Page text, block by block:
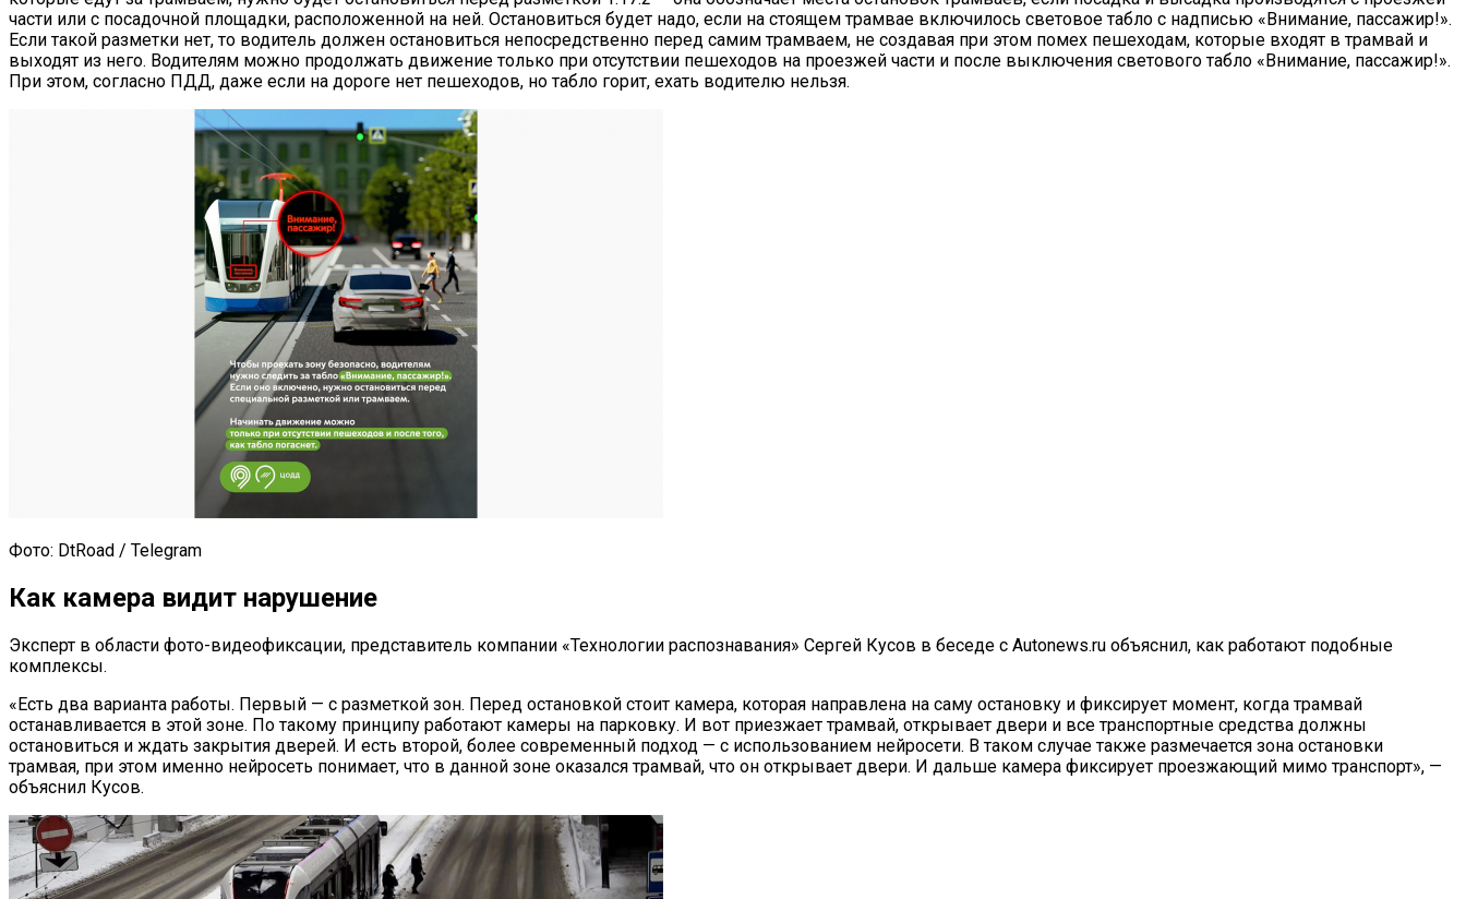
части или с посадочной площадки, расположенной на ней. Остановиться будет надо, если на стоящем трамвае включилось световое табло с надписью «Внимание, пассажир!».
Если такой разметки нет, то водитель должен остановиться непосредственно перед самим трамваем, не создавая при этом помех пешеходам, которые входят в трамвай и
выходят из него. Водителям можно продолжать движение только при отсутствии пешеходов на проезжей части и после выключения светового табло «Внимание, пассажир!».
При этом, согласно ПДД, даже если на дороге нет пешеходов, но табло горит, ехать водителю нельзя.
Фото: DtRoad / Telegram
Как камера видит нарушение
Эксперт в области фото-видеофиксации, представитель компании «Технологии распознавания» Сергей Кусов в беседе с Autonews.ru объяснил, как работают подобные
комплексы.
«Есть два варианта работы. Первый — с разметкой зон. Перед остановкой стоит камера, которая направлена на саму остановку и фиксирует момент, когда трамвай
останавливается в этой зоне. По такому принципу работают камеры на парковку. И вот приезжает трамвай, открывает двери и все транспортные средства должны
остановиться и ждать закрытия дверей. И есть второй, более современный подход — с использованием нейросети. В таком случае также размечается зона остановки
трамвая, при этом именно нейросеть понимает, что в данной зоне оказался трамвай, что он открывает двери. И дальше камера фиксирует проезжающий мимо транспорт», —
объяснил Кусов.